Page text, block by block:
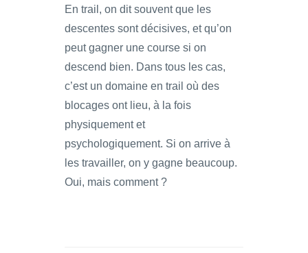
En trail, on dit souvent que les
descentes sont décisives, et qu’on
peut gagner une course si on
descend bien. Dans tous les cas,
c’est un domaine en trail où des
blocages ont lieu, à la fois
physiquement et
psychologiquement. Si on arrive à
les travailler, on y gagne beaucoup.
Oui, mais comment ?